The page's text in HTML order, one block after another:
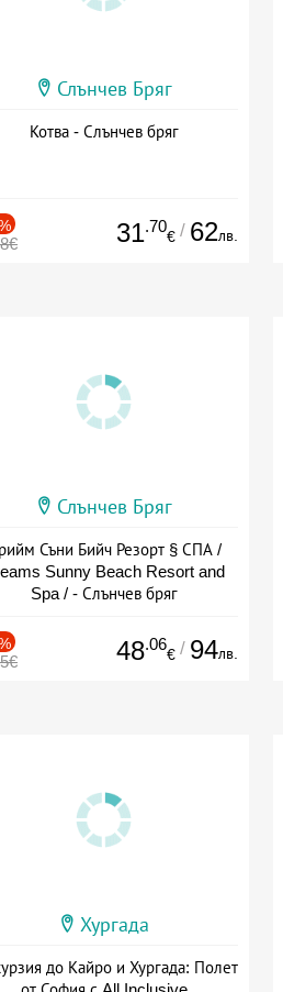
Слънчев Бряг
Котва - Слънчев бряг
31.70
€ / 62лв.
Слънчев Бряг
Съни Бийч Резорт § СПА /
Sunny Beach Resort and
Spa / - Слънчев бряг
48.06
€ / 94лв.
Хургада
до Кайро и Хургада: Полет